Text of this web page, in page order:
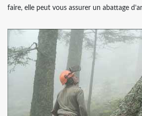
faire, elle peut vous assurer un abattage